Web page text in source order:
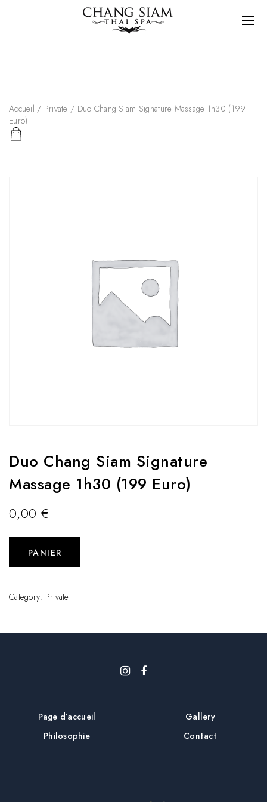
Accueil / Private / Duo Chang Siam Signature Massage 1h30 (199
Euro)
Duo Chang Siam Signature
Massage 1h30 (199 Euro)
0,00€
PANIER
Category: Private
Page d’accueil
Philosophie
Gallery
Contact